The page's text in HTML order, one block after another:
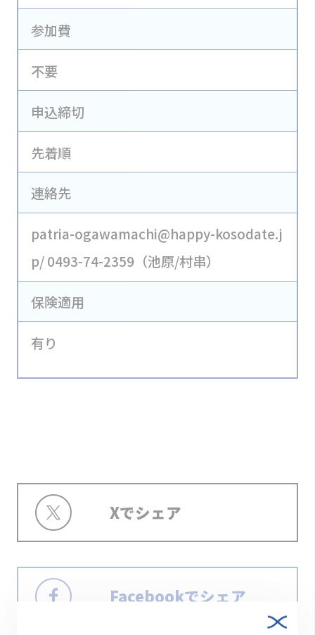
参加費
不要
申込締切
先着順
連絡先
patria-ogawamachi@happy-kosodate.j
p/ 0493-74-2359（池原/村串）
保険適用
有り
Xでシェア
Facebookでシェア